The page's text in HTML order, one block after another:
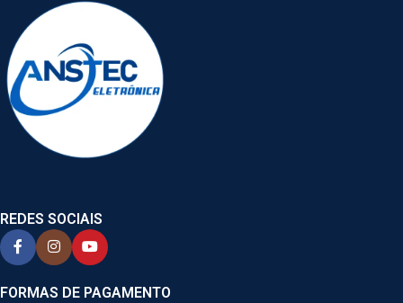
REDES SOCIAIS
FORMAS DE PAGAMENTO